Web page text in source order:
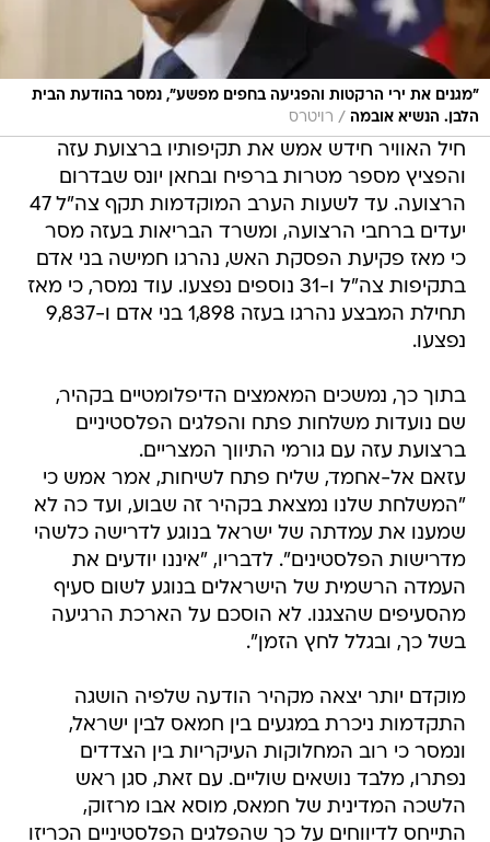
"מגנים את ירי הרקטות והפגיעה בחפים מפשע", נמסר בהודעת הבית
הלבן. הנשיא אובמה / רויטרס
חיל האוויר חידש אמש את תקיפותיו ברצועת עזה
והפציץ מספר מטרות ברפיח ובחאן יונס שבדרום
הרצועה. עד לשעות הערב המוקדמות תקף צה"ל 47
יעדים ברחבי הרצועה, ומשרד הבריאות בעזה מסר
כי מאז פקיעת הפסקת האש, נהרגו חמישה בני אדם
בתקיפות צה"ל ו-31 נוספים נפצעו. עוד נמסר, כי מאז
תחילת המבצע נהרגו בעזה 1,898 בני אדם ו-9,837
נפצעו.
בתוך כך, נמשכים המאמצים הדיפלומטיים בקהיר,
שם נועדות משלחות פתח והפלגים הפלסטיניים
ברצועת עזה עם גורמי התיווך המצריים.
עזאם אל-אחמד, שליח פתח לשיחות, אמר אמש כי
"המשלחת שלנו נמצאת בקהיר זה שבוע, ועד כה לא
שמענו את עמדתה של ישראל בנוגע לדרישה כלשהי
מדרישות הפלסטינים". לדבריו, "איננו יודעים את
העמדה הרשמית של הישראלים בנוגע לשום סעיף
מהסעיפים שהצגנו. לא הוסכם על הארכת הרגיעה
בשל כך, ובגלל לחץ הזמן".
מוקדם יותר יצאה מקהיר הודעה שלפיה הושגה
התקדמות ניכרת במגעים בין חמאס לבין ישראל,
ונמסר כי רוב המחלוקות העיקריות בין הצדדים
נפתרו, מלבד נושאים שוליים. עם זאת, סגן ראש
הלשכה המדינית של חמאס, מוסא אבו מרזוק,
התייחס לדיווחים על כך שהפלגים הפלסטיניים הכריזו